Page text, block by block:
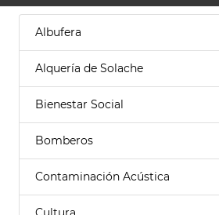
Albufera
Alquería de Solache
Bienestar Social
Bomberos
Contaminación Acústica